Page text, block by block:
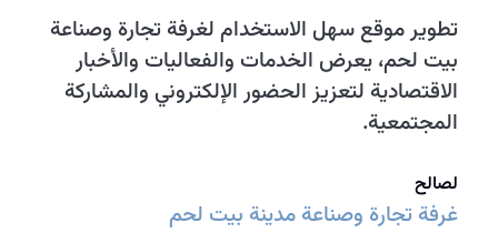
تطوير موقع سهل الاستخدام لغرفة تجارة وصناعة
بيت لحم، يعرض الخدمات والفعاليات والأخبار
الاقتصادية لتعزيز الحضور الإلكتروني والمشاركة
المجتمعية.
لصالح
غرفة تجارة وصناعة مدينة بيت لحم